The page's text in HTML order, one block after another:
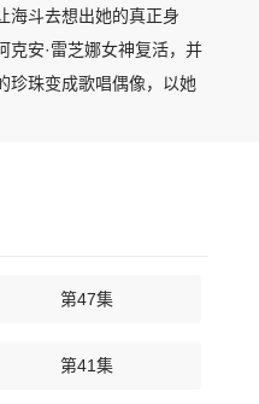
海斗去想出她的真正身
克安·雷芝娜女神复活，并
珍珠变成歌唱偶像，以她
第47集
第41集